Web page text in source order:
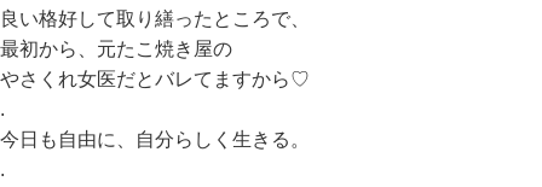
良い格好して取り繕ったところで、
最初から、元たこ焼き屋の
やさくれ女医だとバレてますから♡
.
今日も自由に、自分らしく生きる。
.